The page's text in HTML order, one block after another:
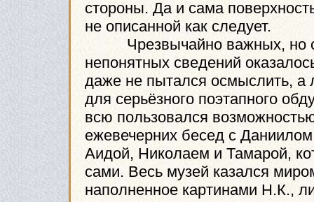
стороны. Да и сама
не описанной как следует.
Чрезвычайно важных, но
непонятных сведений
даже не пытался осмыслить, а
для серьёзного поэтапного
всю пользовался
ежевечерних бесед с
Аидой, Николаем и Тамарой,
сами. Весь музей казался
наполненное картинами Н.К.,